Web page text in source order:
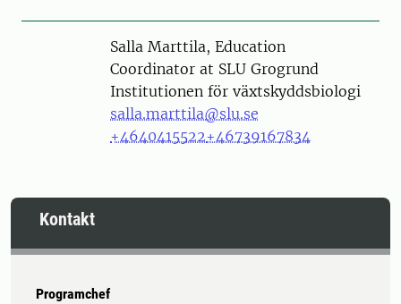
PersonSalla Marttila, Education
Coordinator at SLU Grogrund
Institutionen för växtskyddsbiologi
salla.marttila@slu.se
+4640415522+46739167834
Kontakt
Programchef